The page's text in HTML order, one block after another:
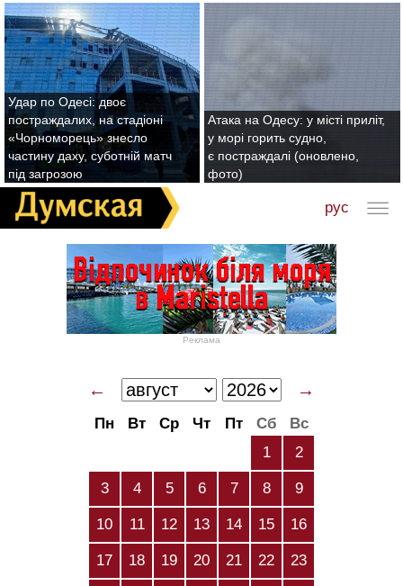
Удар по Одесі: двоє
постраждалих, на стадіоні
«Чорноморець» знесло
частину даху, суботній матч
під загрозою
Атака на Одесу: у місті приліт,
у морі горить судно,
є постраждалі (оновлено,
фото)
рус
Реклама
← →
Пн Вт Ср Чт Пт Сб
Вс
1
2
3 4 5 6 7 8 9
10 11 12 13 14 15 16
17 18 19 20 21 22 23